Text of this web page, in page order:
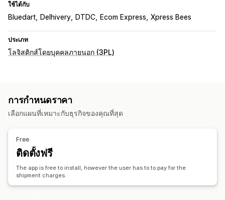
ใช้ได้กับ
Bluedart Delhivery DTDC Ecom Express Xpress Bees
ประเภท
โลจิสติกส์โดยบุคคลภายนอก (3PL)
การกำหนดราคา
เลือกแผนที่เหมาะกับธุรกิจของคุณที่สุด
Free
ติดตั้งฟรี
The app is free to install, however the user has to to pay for the
shipment charges.